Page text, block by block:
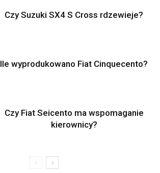
Czy Suzuki SX4 S Cross rdzewieje?
Ile wyprodukowano Fiat Cinquecento?
Czy Fiat Seicento ma wspomaganie
kierownicy?